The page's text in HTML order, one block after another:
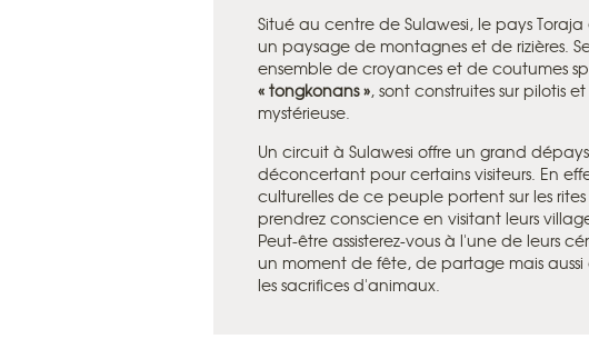
Situé au centre de Sulawesi, le pays
un paysage de montagnes et de rizières.
ensemble de croyances et de coutumes
« tongkonans », sont construites sur pilotis
mystérieuse.
Un circuit à Sulawesi offre un grand
déconcertant pour certains visiteurs. En
culturelles de ce peuple portent sur les
prendrez conscience en visitant leurs
Peut-être assisterez-vous à l'une de leurs
un moment de fête, de partage mais aussi
les sacrifices d'animaux.